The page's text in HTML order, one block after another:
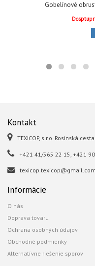
Gobelínové
Kontakt
TEXICOP, s.r.o. Rosinská
+421 41/565 22 15, +421
texicop.texicop@gmail.com
Informácie
O nás
Doprava tovaru
Ochrana osobných údajov
Obchodné podmienky
Alternatívne riešenie sporov